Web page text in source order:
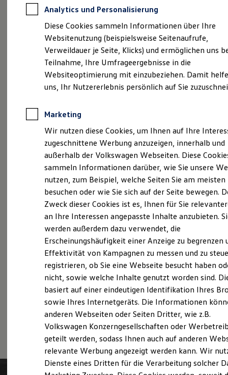
Autokredit mit Schlussrate
Versicherungen und Garantien
Kfz-Versicherung
Restschuldversicherungen
Garantien
Wartungsverträge
Geschäftskunden
Professional Class bei Volkswagen
Großkunden
Behörden
Anpfiff zum Gewinn
Elektroautos
ID. Tutorials
Elektrofahrzeugkonzepte
Reichweite
Reichweite der ID. Modelle
Reichweite im Winter
Laden
Laden unterwegs
Laden Zuhause
Ladezeitensimulator
Batterie
Sicherheit
Garantie und Lebensdauer
Nachhaltigkeit
Technologie
Kosten und Kauf
Verbrauchskosten
Kaufoptionen
E-Auto-Förderung
Software und Konnektivität
Die ID. Software 6
ID. Software Versionen und Updates
Digitale Extras
Schnittstellen zu Ihrem ID.
Impressum & Rechtliches
Probefahrt vereinbaren
Fahrzeugangebot anfordern
Servicetermin buchen
Serviceanfrage stellen
Analytics und Personalisierung
Diese Cookies sammeln Informationen über Ihre
Websitenutzung (beispielsweise Seitenaufrufe,
Verweildauer je Seite, Klicks) und ermöglichen uns
Teilnahme, Ihre Umfrageergebnisse in die
Websiteoptimierung mit einzubeziehen. Damit
uns, Ihr Nutzererlebnis persönlich auf Sie
Marketing
Wir nutzen diese Cookies, um Ihnen auf Ihre
zugeschnittene Werbung anzuzeigen, innerhalb und
außerhalb der Volkswagen Webseiten. Diese
sammeln Informationen darüber, wie Sie unsere
nutzen, zum Beispiel, welche Seiten Sie am meisten
besuchen oder wie Sie sich auf der Seite bewegen.
Zweck dieser Cookies ist es, Ihnen für Sie
an Ihre Interessen angepasste Inhalte anzubieten.
werden außerdem dazu verwendet, die
Erscheinungshäufigkeit einer Anzeige zu begrenzen
Effektivität von Kampagnen zu messen und zu
registrieren, ob Sie eine Webseite besucht haben
nicht, sowie welche Inhalte genutzt worden sind.
basiert auf einer eindeutigen Identifikation Ihres
sowie Ihres Internetgeräts. Die Informationen
anderen Webseiten oder Seiten Dritter, wie z.B.
Volkswagen Konzerngesellschaften oder
geteilt werden, sodass Ihnen auch auf anderen
relevante Werbung angezeigt werden kann. Wir
Dienste eines Dritten für die Verarbeitung solcher